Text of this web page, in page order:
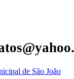
de São João